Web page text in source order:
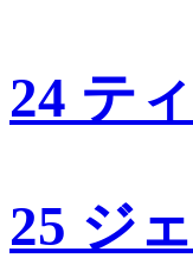
24 テ
25 ジ